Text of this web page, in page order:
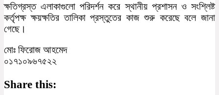
ক্ষতিগ্রস্ত এলাকাগুলো পরিদর্শন করে স্থানীয় প্রশাসন ও সংশ্লিষ্ট
কর্তৃপক্ষ ক্ষয়ক্ষতির তালিকা প্রস্তুতের কাজ শুরু করেছে বলে জানা
গেছে।
মোঃ ফিরোজ আহমেদ
০১৭১০৯৬৭৫২২
Share this: